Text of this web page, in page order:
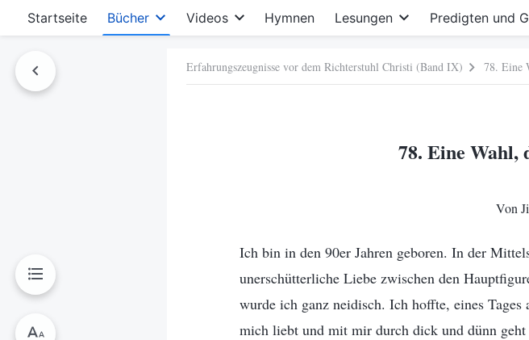
Startseite Bücher Videos Hymnen Lesungen Predigten und
Erfahrungszeugnisse vor dem Richterstuhl Christi (Band IX) 78. Eine
78. Eine Wahl,
Von
Ich bin in den 90er Jahren geboren. In der
unerschütterliche Liebe zwischen den
wurde ich ganz neidisch. Ich hoffte, eines
mich liebt und mit mir durch dick und dünn